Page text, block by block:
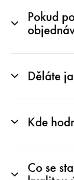
Pokud
Děláte
Kde
Co se